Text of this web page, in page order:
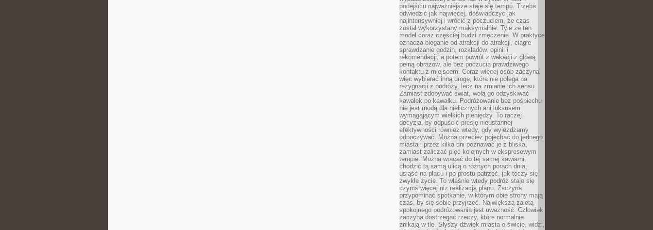
podejściu najważniejsze staje się tempo. Trzeba
odwiedzić jak najwięcej, doświadczyć jak
najintensywniej i wrócić z poczuciem, że czas
został wykorzystany maksymalnie. Tyle że ten
model coraz częściej budzi zmęczenie. W praktyce
oznacza bieganie od atrakcji do atrakcji, ciągłe
sprawdzanie godzin, rozkładów, opinii i
rekomendacji, a potem powrót z wakacji z głową
pełną obrazów, ale bez poczucia prawdziwego
kontaktu z miejscem. Coraz więcej osób zaczyna
więc wybierać inną drogę, która nie polega na
rezygnacji z podróży, lecz na zmianie ich sensu.
Zamiast zdobywać świat, wolą go odzyskiwać
kawałek po kawałku. Podróżowanie bez pośpiechu
nie jest modą dla nielicznych ani luksusem
wymagającym wielkich pieniędzy. To raczej
decyzja, by odpuścić presję nieustannej
efektywności również wtedy, gdy wyjeżdżamy
odpoczywać. Można przecież pojechać do jednego
miasta i przez kilka dni poznawać je z bliska,
zamiast zaliczać pięć kolejnych w ekspresowym
tempie. Można wracać do tej samej kawiarni,
chodzić tą samą ulicą o różnych porach dnia,
usiąść na placu i po prostu patrzeć, jak toczy się
zwykłe życie. To właśnie wtedy podróż staje się
czymś więcej niż realizacją planu. Zaczyna
przypominać spotkanie, w którym obie strony mają
czas, by się sobie przyjrzeć. Największą zaletą
spokojnego podróżowania jest uważność. Człowiek
zaczyna dostrzegać rzeczy, które normalnie
znikają w tle. Słyszy dźwięk miasta o świcie, widzi,